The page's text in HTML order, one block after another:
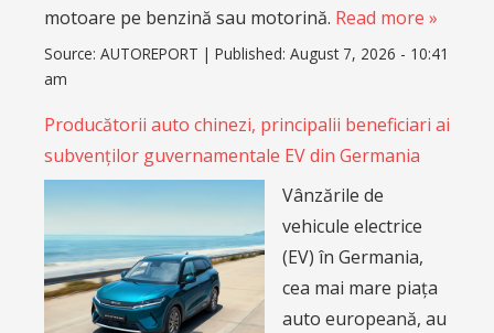
motoare pe benzină sau motorină. Read more »
Source: AUTOREPORT | Published: August 7, 2026 - 10:41
am
Producătorii auto chinezi, principalii beneficiari ai
subvenților guvernamentale EV din Germania
Vânzările de
vehicule electrice
(EV) în Germania,
cea mai mare piața
auto europeană, au